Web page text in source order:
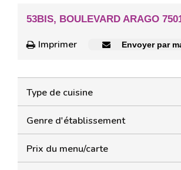
53BIS, BOULEVARD ARAGO
Imprimer
Envoyer par
Type de cuisine
Genre d'établissement
Prix du menu/carte